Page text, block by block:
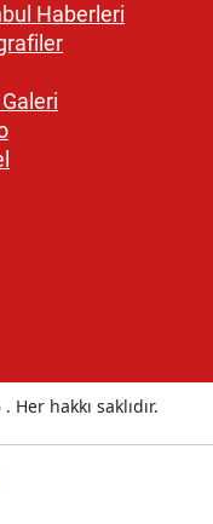
Haberleri
hakkı saklıdır.